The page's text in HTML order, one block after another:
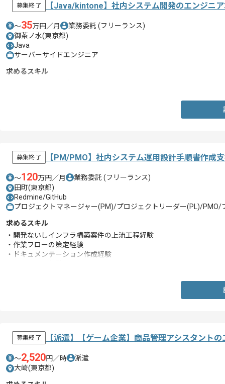
募集終了 【Java/kintone】社内システム開発のエンジニ
〜35万円／月 業務委託 (フリーランス)
御茶ノ水(東京都)
Java
サーバーサイドエンジニア
求めるスキル
募集終了 【PM/PMO】社内システム運用設計手順書作成
〜120万円／月 業務委託 (フリーランス)
田町(東京都)
Redmine/GitHub
プロジェクトマネージャー(PM)/プロジェクトリーダー(PL)/
求めるスキル
・開発ないしインフラ構築案件の上流工程経験
・作業フローの策定経験
・ドキュメンテーション作成経験
募集終了 【派遣】【ゲーム企業】商品管理アシスタント
〜2,520円／時
派遣
大崎(東京都)